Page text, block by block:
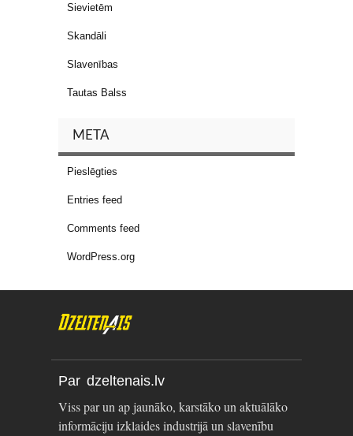
Sievietēm
Skandāli
Slavenības
Tautas Balss
META
Pieslēgties
Entries feed
Comments feed
WordPress.org
Par dzeltenais.lv
Viss par un ap jaunāko, karstāko un aktuālāko
informāciju izklaides industrijā un slavenību